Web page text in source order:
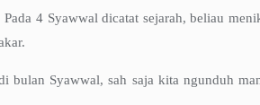
4 Syawwal dicatat sejarah, beliau
bulan Syawwal, sah saja kita ngunduh